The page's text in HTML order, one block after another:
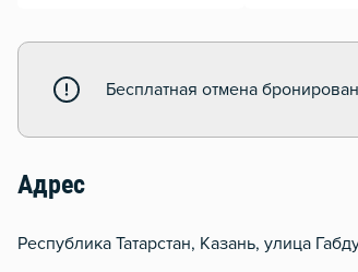
Бесплатная отмена
Адрес
Республика Татарстан, Казань, улица